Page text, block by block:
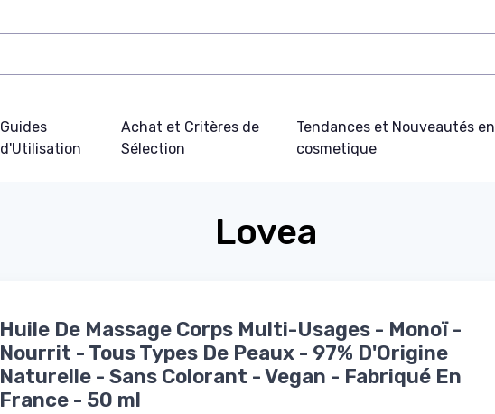
Guides
d'Utilisation
Achat et Critères de
Sélection
Tendances et Nouveautés en
cosmetique
Lovea
Huile De Massage Corps Multi-Usages - Monoï -
Nourrit - Tous Types De Peaux - 97% D'Origine
Naturelle - Sans Colorant - Vegan - Fabriqué En
France - 50 ml